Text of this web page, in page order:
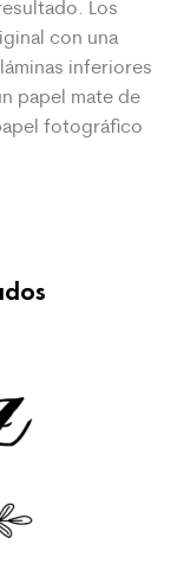
Los
con una
inferiores
papel mate de
fotográfico